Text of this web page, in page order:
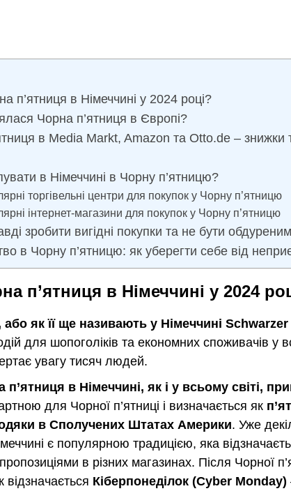
п’ятниця в Німеччині у 2024 році?
Чорна п’ятниця в Європі?
в Media Markt, Amazon та Otto.de – знижки
в Німеччині в Чорну п’ятницю?
торгівельні центри для покупок у Чорну п’ятницю
інтернет-магазини для покупок у Чорну п’ятницю
зробити вигідні покупки та не бути
в Чорну п’ятницю: як уберегти себе від
п’ятниця в Німеччині у 2024
як її ще називають у Німеччині
для шопоголіків та економних споживачів у
увагу тисяч людей.
п’ятниця в Німеччині, як і у всьому світі,
для Чорної п’ятниці і визначається як
в Сполучених Штатах Америки. Уже
є популярною традицією, яка
в різних магазинах. Після Чорної
відзначається Кіберпонеділок (Cyber Monday)